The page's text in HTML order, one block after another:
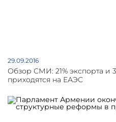
29.09.2016
Обзор СМИ: 21% экспорта и
приходятся на ЕАЭС